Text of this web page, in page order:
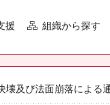
援 組織から探す
壊及び法面崩落による